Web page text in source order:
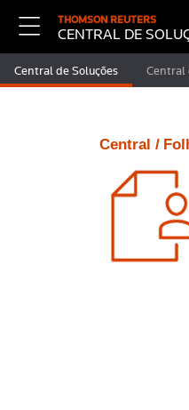
THOMSON REUTERS
CENTRAL DE
Central de Soluções Central
Central /